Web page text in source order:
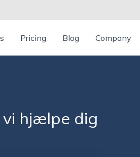
for oversættelser
Pricing Blog Company
hjælpe dig